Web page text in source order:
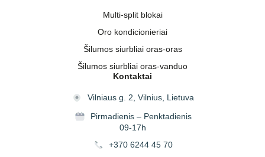
Multi-split blokai
Oro kondicionieriai
Šilumos siurbliai oras-oras
Šilumos siurbliai oras-vanduo
Kontaktai
Vilniaus g. 2, Vilnius, Lietuva
Pirmadienis – Penktadienis
09-17h
+370 6244 45 70